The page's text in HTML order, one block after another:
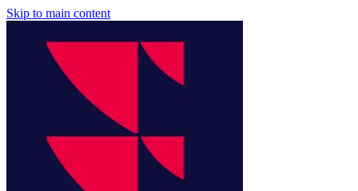
Skip to main content